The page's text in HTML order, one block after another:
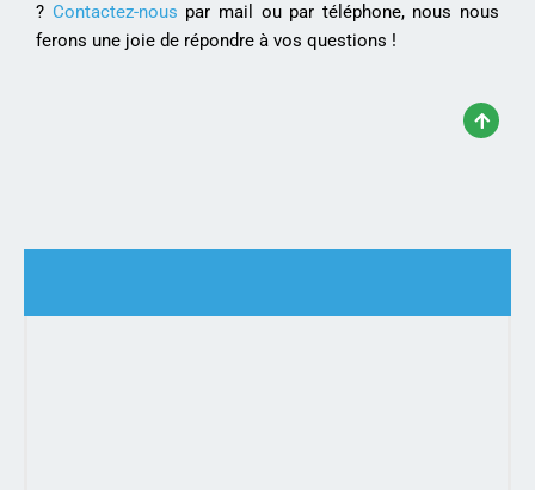
? Contactez-nous par mail ou par téléphone, nous nous
ferons une joie de répondre à vos questions !